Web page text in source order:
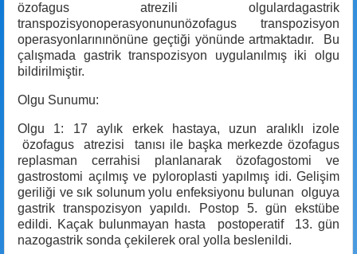
özofagus atrezili olgulardagastrik
transpozisyonoperasyonununözofagus transpozisyon
operasyonlarınınönüne geçtiği yönünde artmaktadır. Bu
çalışmada gastrik transpozisyon uygulanılmış iki olgu
bildirilmiştir.
Olgu Sunumu:
Olgu 1: 17 aylık erkek hastaya, uzun aralıklı izole
özofagus atrezisi tanısı ile başka merkezde özofagus
replasman cerrahisi planlanarak özofagostomi ve
gastrostomi açılmış ve pyloroplasti yapılmış idi. Gelişim
geriliği ve sık solunum yolu enfeksiyonu bulunan olguya
gastrik transpozisyon yapıldı. Postop 5. gün ekstübe
edildi. Kaçak bulunmayan hasta postoperatif 13. gün
nazogastrik sonda çekilerek oral yolla beslenildi.